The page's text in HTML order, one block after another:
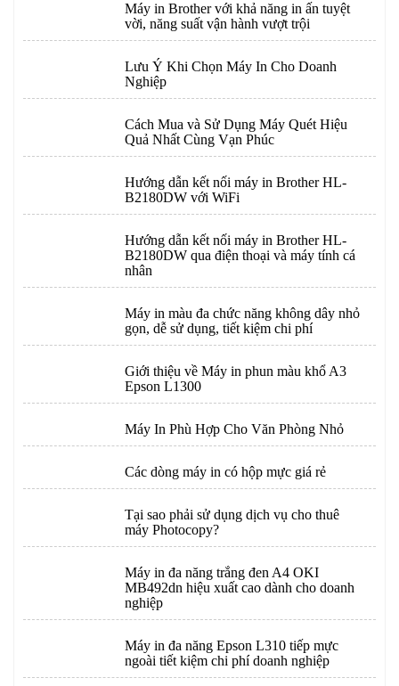
Máy in Brother với khả năng in ấn tuyệt
vời, năng suất vận hành vượt trội
Lưu Ý Khi Chọn Máy In Cho Doanh
Nghiệp
Cách Mua và Sử Dụng Máy Quét Hiệu
Quả Nhất Cùng Vạn Phúc
Hướng dẫn kết nối máy in Brother HL-
B2180DW với WiFi
Hướng dẫn kết nối máy in Brother HL-
B2180DW qua điện thoại và máy tính cá
nhân
Máy in màu đa chức năng không dây nhỏ
gọn, dễ sử dụng, tiết kiệm chi phí
Giới thiệu về Máy in phun màu khổ A3
Epson L1300
Máy In Phù Hợp Cho Văn Phòng Nhỏ
Các dòng máy in có hộp mực giá rẻ
Tại sao phải sử dụng dịch vụ cho thuê
máy Photocopy?
Máy in đa năng trắng đen A4 OKI
MB492dn hiệu xuất cao dành cho doanh
nghiệp
Máy in đa năng Epson L310 tiếp mực
ngoài tiết kiệm chi phí doanh nghiệp